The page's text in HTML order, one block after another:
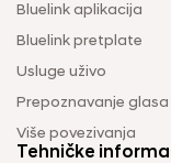
Bluelink aplikacija
Bluelink pretplate
Usluge uživo
Prepoznavanje glasa
Više povezivanja
Tehničke